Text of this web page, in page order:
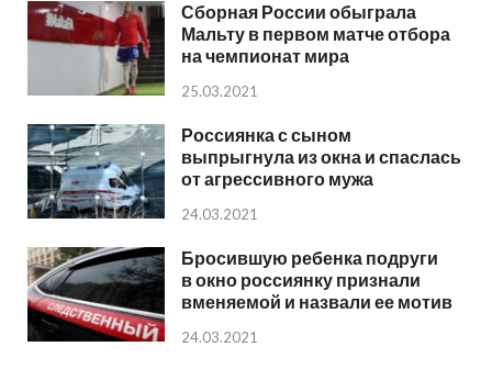
Сборная России обыграла
Мальту в первом матче отбора
на чемпионат мира
25.03.2021
Россиянка с сыном
выпрыгнула из окна и спаслась
от агрессивного мужа
24.03.2021
Бросившую ребенка подруги
в окно россиянку признали
вменяемой и назвали ее мотив
24.03.2021